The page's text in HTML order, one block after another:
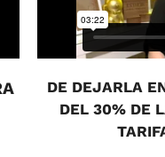
DE DEJARLA
DEL 30% DE